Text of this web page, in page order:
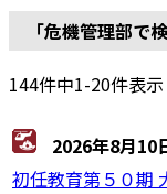
「危機管理部で検
144件中1-20件表示
2026年8月10
初任教育第５０期